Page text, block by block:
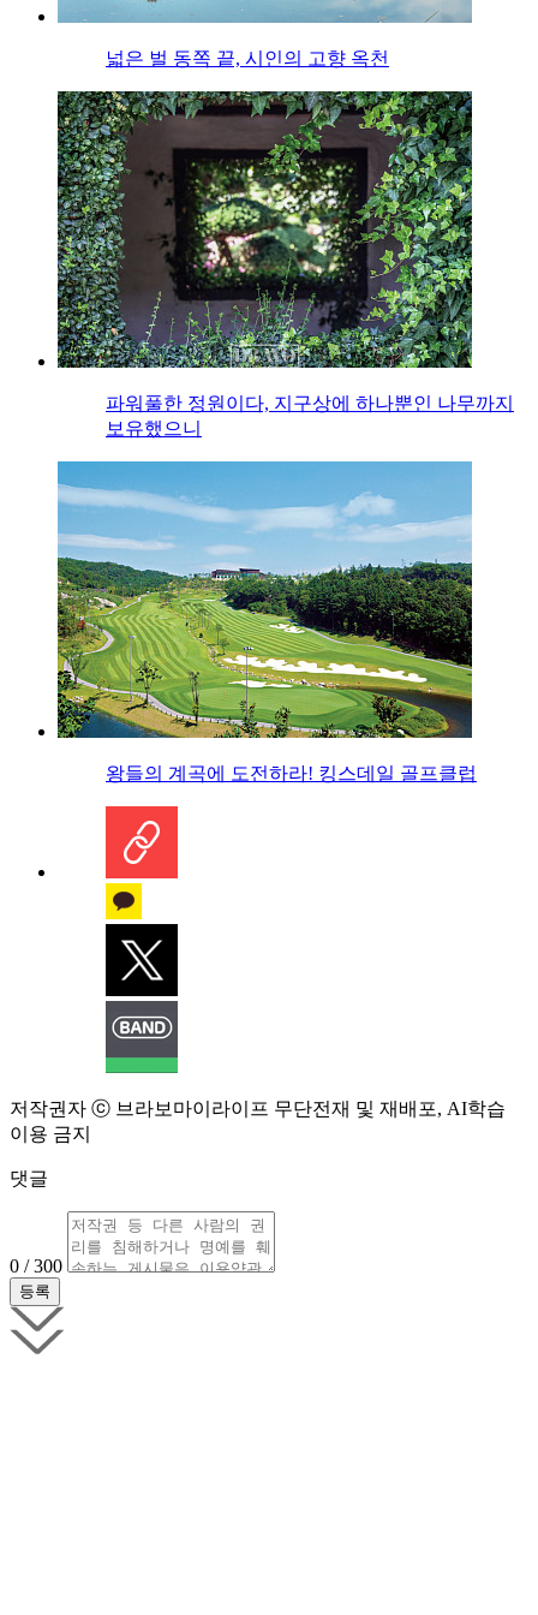
넓은 벌 동쪽 끝, 시인의 고향 옥천
파워풀한 정원이다, 지구상에 하나뿐인 나무까지
보유했으니
왕들의 계곡에 도전하라! 킹스데일 골프클럽
저작권자 ⓒ 브라보마이라이프 무단전재 및 재배포, AI학습
이용 금지
댓글
0 / 300